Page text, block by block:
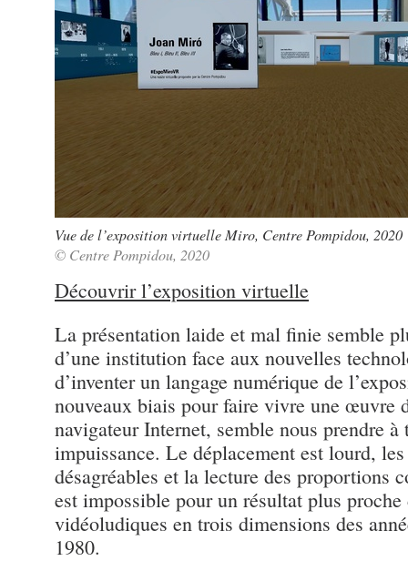
Vue de l’exposition virtuelle Miro, Centre Pompidou, 2020
© Centre Pompidou, 2020
Découvrir l’exposition virtuelle
La présentation laide et mal finie semble
d’une institution face aux nouvelles
d’inventer un langage numérique de
nouveaux biais pour faire vivre une œuvre
navigateur Internet, semble nous prendre à
impuissance. Le déplacement est lourd,
désagréables et la lecture des proportions
est impossible pour un résultat plus proche
vidéoludiques en trois dimensions des
1980.